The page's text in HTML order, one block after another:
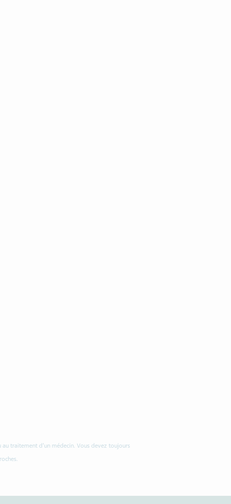
traitement d’un médecin. Vous devez toujours